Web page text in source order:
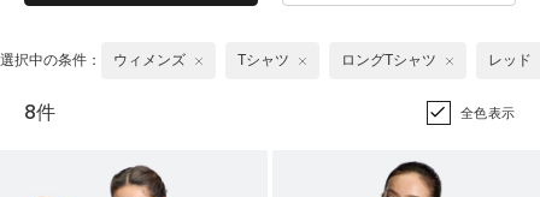
選択中の条件： ウィメンズ Tシャツ ロングTシャツ レッド
8件 全色表示